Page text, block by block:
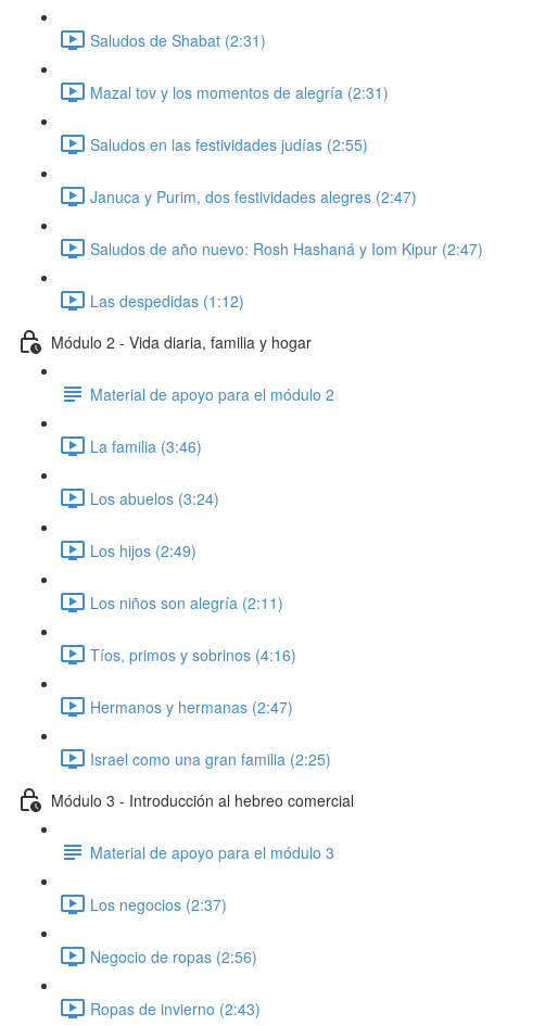
Saludos de Shabat (2:31)
Mazal tov y los momentos de alegría (2:31)
Saludos en las festividades judías (2:55)
Januca y Purim, dos festividades alegres (2:47)
Saludos de año nuevo: Rosh Hashaná y Iom Kipur (2:47)
Las despedidas (1:12)
Módulo 2 - Vida diaria, familia y hogar
Material de apoyo para el módulo 2
La familia (3:46)
Los abuelos (3:24)
Los hijos (2:49)
Los niños son alegría (2:11)
Tíos, primos y sobrinos (4:16)
Hermanos y hermanas (2:47)
Israel como una gran familia (2:25)
Módulo 3 - Introducción al hebreo comercial
Material de apoyo para el módulo 3
Los negocios (2:37)
Negocio de ropas (2:56)
Ropas de invierno (2:43)